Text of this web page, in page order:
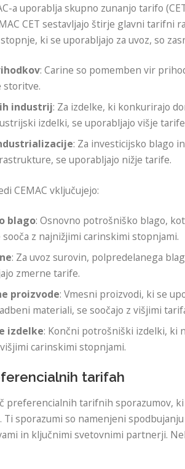
a uporablja skupno zunanjo tarifo
CET sestavljajo štirje glavni tarifni
ki se uporabljajo za uvoz, so
: Carine so pomemben vir
storitve.
industrij: Za izdelke, ki konkurirajo
izdelki, se uporabljajo višje
: Za investicijsko blago
se uporabljajo nižje tarife.
CEMAC vključujejo:
blago: Osnovno potrošniško blago,
z najnižjimi carinskimi stopnjami.
: Za uvoz surovin, polpredelanega
zmerne tarife.
proizvode: Vmesni proizvodi, ki se
materiali, se soočajo z višjimi
izdelke: Končni potrošniški izdelki, ki
carinskimi stopnjami.
tarifah
preferencialnih tarifnih sporazumov,
Ti sporazumi so namenjeni
in ključnimi svetovnimi partnerji.